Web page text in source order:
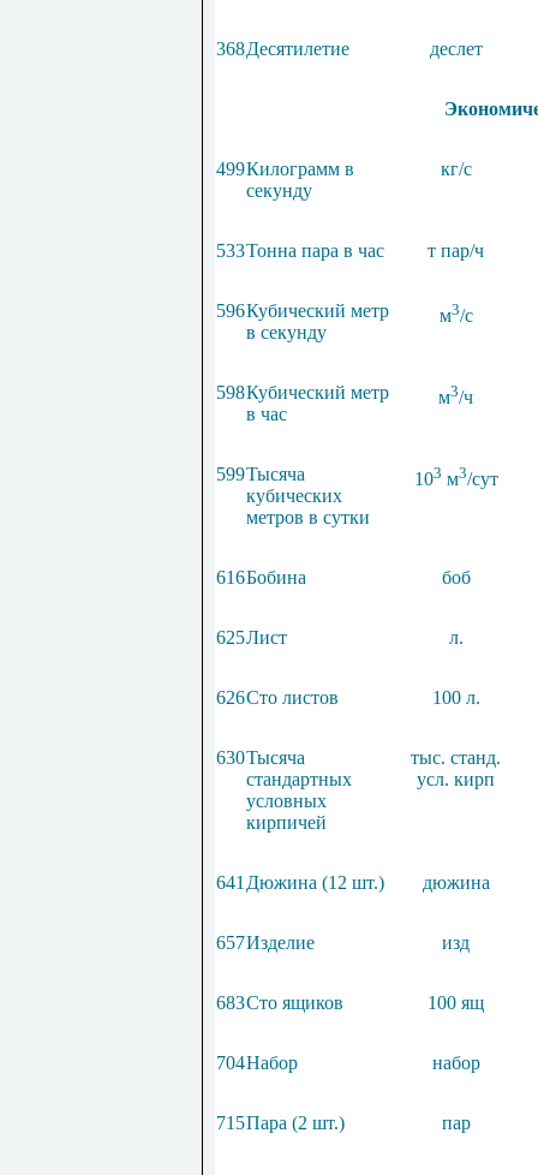
368Десятилетие деслет
499Килограмм в
секунду
кг/с
533Тонна пара в час т пар/ч
596Кубический метр
в секунду
м3/с
598Кубический метр
в час
м3/ч
599Тысяча
кубических
метров в сутки
103 м3/сут
616Бобина боб
625Лист л.
626Сто листов 100л.
630Тысяча
стандартных
условных
кирпичей
тыс. станд.
усл. кирп
641 Дюжина (12 шт.) дюжина
657Изделие изд
683Сто ящиков 100 ящ
704Набор набор
715Пара (2 шт.) пар